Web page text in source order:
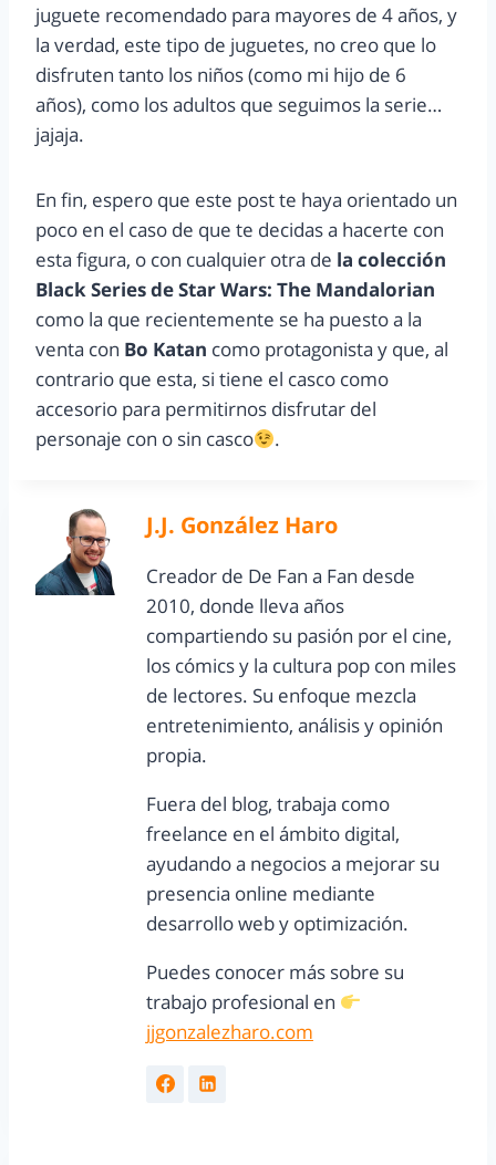
juguete recomendado para mayores de 4 años, y
la verdad, este tipo de juguetes, no creo que lo
disfruten tanto los niños (como mi hijo de 6
años), como los adultos que seguimos la serie…
jajaja.
En fin, espero que este post te haya orientado un
poco en el caso de que te decidas a hacerte con
esta figura, o con cualquier otra de la colección
Black Series de Star Wars: The Mandalorian
como la que recientemente se ha puesto a la
venta con Bo Katan como protagonista y que, al
contrario que esta, si tiene el casco como
accesorio para permitirnos disfrutar del
personaje con o sin casco
.
J.J. González Haro
Creador de De Fan a Fan desde
2010, donde lleva años
compartiendo su pasión por el cine,
los cómics y la cultura pop con miles
de lectores. Su enfoque mezcla
entretenimiento, análisis y opinión
propia.
Fuera del blog, trabaja como
freelance en el ámbito digital,
ayudando a negocios a mejorar su
presencia online mediante
desarrollo web y optimización.
Puedes conocer más sobre su
trabajo profesional en
jjgonzalezharo.com